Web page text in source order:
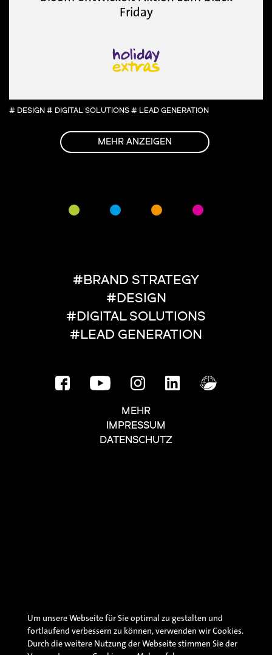
Friday
# DESIGN # DIGITAL SOLUTIONS # LEAD GENERATION
MEHR ANZEIGEN
#BRAND STRATEGY
#DESIGN
#DIGITAL SOLUTIONS
#LEAD GENERATION
MEHR
IMPRESSUM
DATENSCHUTZ
Um unsere Webseite für Sie optimal zu gestalten und
fortlaufend verbessern zu können, verwenden wir Cookies.
Durch die weitere Nutzung der Webseite stimmen Sie der